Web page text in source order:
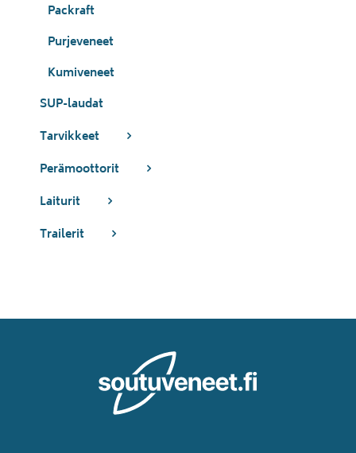
Packraft
Purjeveneet
Kumiveneet
SUP-laudat
Tarvikkeet
Perämoottorit
Laiturit
Trailerit